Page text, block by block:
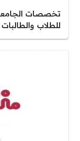
للطلاب والطالبات